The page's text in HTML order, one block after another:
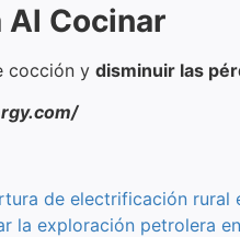
Al Cocinar
cocción y disminuir las
de electrificación rural
la exploración petrolera